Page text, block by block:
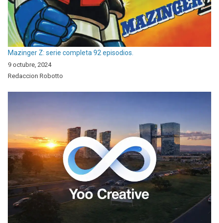
Mazinger Z: serie completa 92 episodios.
9 octubre, 2024
Redaccion Robotto